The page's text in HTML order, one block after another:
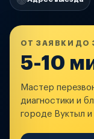
ОТ ЗАЯВКИ ДО
5-10
Мастер
диагностики и
городе Вуктыл